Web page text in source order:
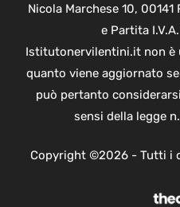
Nicola Marchese 10,
e Partita
Istitutonervilentini.it non è
quanto viene aggiornato
può pertanto
sensi della legge
Copyright ©2026 - Tutti i